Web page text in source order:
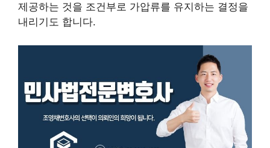
제공하는 것을 조건부로 가압류를 유지하는 결정을
내리기도 합니다.